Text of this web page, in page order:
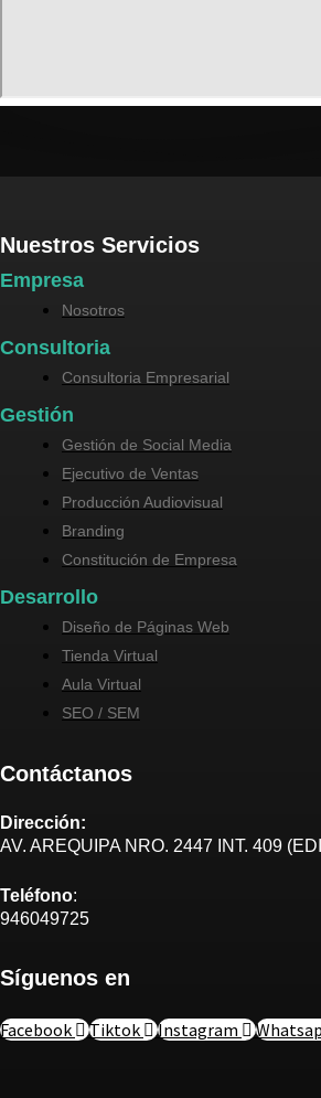
Nuestros Servicios
Empresa
Nosotros
Consultoria
Consultoria Empresarial
Gestión
Gestión de Social Media
Ejecutivo de Ventas
Producción Audiovisual
Branding
Constitución de Empresa
Desarrollo
Diseño de Páginas Web
Tienda Virtual
Aula Virtual
SEO / SEM
Contáctanos
Dirección:
AV. AREQUIPA NRO. 2447 INT. 409
Teléfono:
946049725
Síguenos en
Facebook Tiktok Instagram